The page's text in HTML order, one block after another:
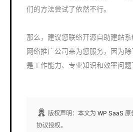
们的方法尝试了依然不行。
那么，建议您联络开源自助建站
网络推广公司来为您服务，因为
是工作能力、专业知识和效率问题
版权声明：本文为 WP SaaS 原
协议授权。